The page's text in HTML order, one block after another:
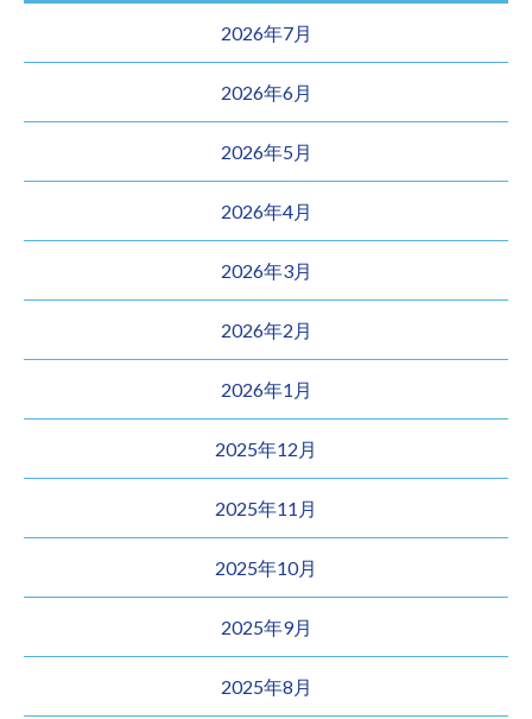
2026年7月
2026年6月
2026年5月
2026年4月
2026年3月
2026年2月
2026年1月
2025年12月
2025年11月
2025年10月
2025年9月
2025年8月